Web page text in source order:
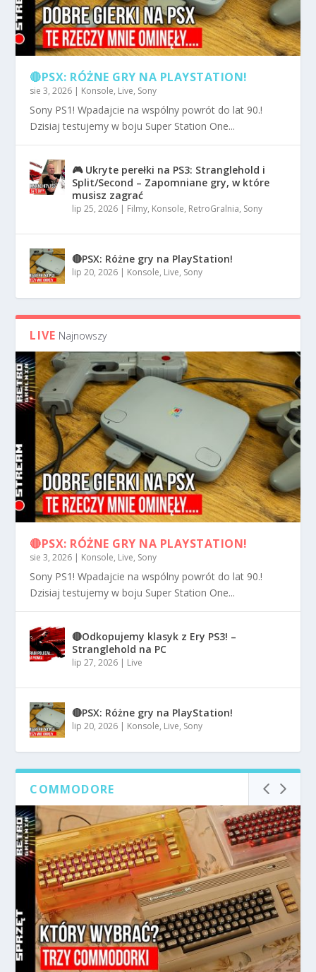
🔴PSX: RÓŻNE GRY NA PLAYSTATION!
sie 3, 2026 | Konsole, Live, Sony
Sony PS1! Wpadajcie na wspólny powrót do lat 90.!
Dzisiaj testujemy w boju Super Station One...
🎮 Ukryte perełki na PS3: Stranglehold i
Split/Second – Zapomniane gry, w które
musisz zagrać
lip 25, 2026 | Filmy, Konsole, RetroGralnia, Sony
🔴PSX: Różne gry na PlayStation!
lip 20, 2026 | Konsole, Live, Sony
LIVE Najnowszy
🔴PSX: RÓŻNE GRY NA PLAYSTATION!
sie 3, 2026 | Konsole, Live, Sony
Sony PS1! Wpadajcie na wspólny powrót do lat 90.!
Dzisiaj testujemy w boju Super Station One...
🔴Odkopujemy klasyk z Ery PS3! –
Stranglehold na PC
lip 27, 2026 | Live
🔴PSX: Różne gry na PlayStation!
lip 20, 2026 | Konsole, Live, Sony
COMMODORE